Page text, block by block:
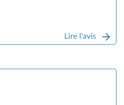
Lire l'avis